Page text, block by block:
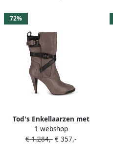
72%
Tod's Enkellaarzen met
gesp Grijs
1 webshop
€ 1.284,- € 357,-